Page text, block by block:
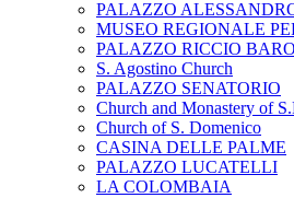
PALAZZO
MUSEO REGIONALE
PALAZZO RICCIO
S. Agostino Church
PALAZZO SENATORIO
Church and Monastery of
Church of S. Domenico
CASINA DELLE PALME
PALAZZO LUCATELLI
LA COLOMBAIA